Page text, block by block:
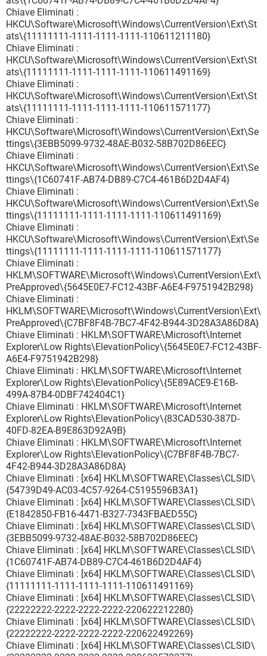
Chiave Eliminati :
HKCU\Software\Microsoft\Windows\CurrentVersion\Ext\St
ats\{11111111-1111-1111-1111-110611211180}
Chiave Eliminati :
HKCU\Software\Microsoft\Windows\CurrentVersion\Ext\St
ats\{11111111-1111-1111-1111-110611491169}
Chiave Eliminati :
HKCU\Software\Microsoft\Windows\CurrentVersion\Ext\St
ats\{11111111-1111-1111-1111-110611571177}
Chiave Eliminati :
HKCU\Software\Microsoft\Windows\CurrentVersion\Ext\Se
ttings\{3EBB5099-9732-48AE-B032-58B702D86EEC}
Chiave Eliminati :
HKCU\Software\Microsoft\Windows\CurrentVersion\Ext\Se
ttings\{1C60741F-AB74-DB89-C7C4-461B6D2D4AF4}
Chiave Eliminati :
HKCU\Software\Microsoft\Windows\CurrentVersion\Ext\Se
ttings\{11111111-1111-1111-1111-110611491169}
Chiave Eliminati :
HKCU\Software\Microsoft\Windows\CurrentVersion\Ext\Se
ttings\{11111111-1111-1111-1111-110611571177}
Chiave Eliminati :
HKLM\SOFTWARE\Microsoft\Windows\CurrentVersion\Ext\
PreApproved\{5645E0E7-FC12-43BF-A6E4-F9751942B298}
Chiave Eliminati :
HKLM\SOFTWARE\Microsoft\Windows\CurrentVersion\Ext\
PreApproved\{C7BF8F4B-7BC7-4F42-B944-3D28A3A86D8A}
Chiave Eliminati : HKLM\SOFTWARE\Microsoft\Internet
Explorer\Low Rights\ElevationPolicy\{5645E0E7-FC12-43BF-
A6E4-F9751942B298}
Chiave Eliminati : HKLM\SOFTWARE\Microsoft\Internet
Explorer\Low Rights\ElevationPolicy\{5E89ACE9-E16B-
499A-87B4-0DBF742404C1}
Chiave Eliminati : HKLM\SOFTWARE\Microsoft\Internet
Explorer\Low Rights\ElevationPolicy\{83CAD530-387D-
40FD-82EA-B9E863D92A9B}
Chiave Eliminati : HKLM\SOFTWARE\Microsoft\Internet
Explorer\Low Rights\ElevationPolicy\{C7BF8F4B-7BC7-
4F42-B944-3D28A3A86D8A}
Chiave Eliminati : [x64] HKLM\SOFTWARE\Classes\CLSID\
{54739D49-AC03-4C57-9264-C5195596B3A1}
Chiave Eliminati : [x64] HKLM\SOFTWARE\Classes\CLSID\
{E1842850-FB16-4471-B327-7343FBAED55C}
Chiave Eliminati : [x64] HKLM\SOFTWARE\Classes\CLSID\
{3EBB5099-9732-48AE-B032-58B702D86EEC}
Chiave Eliminati : [x64] HKLM\SOFTWARE\Classes\CLSID\
{1C60741F-AB74-DB89-C7C4-461B6D2D4AF4}
Chiave Eliminati : [x64] HKLM\SOFTWARE\Classes\CLSID\
{11111111-1111-1111-1111-110611491169}
Chiave Eliminati : [x64] HKLM\SOFTWARE\Classes\CLSID\
{22222222-2222-2222-2222-220622212280}
Chiave Eliminati : [x64] HKLM\SOFTWARE\Classes\CLSID\
{22222222-2222-2222-2222-220622492269}
Chiave Eliminati : [x64] HKLM\SOFTWARE\Classes\CLSID\